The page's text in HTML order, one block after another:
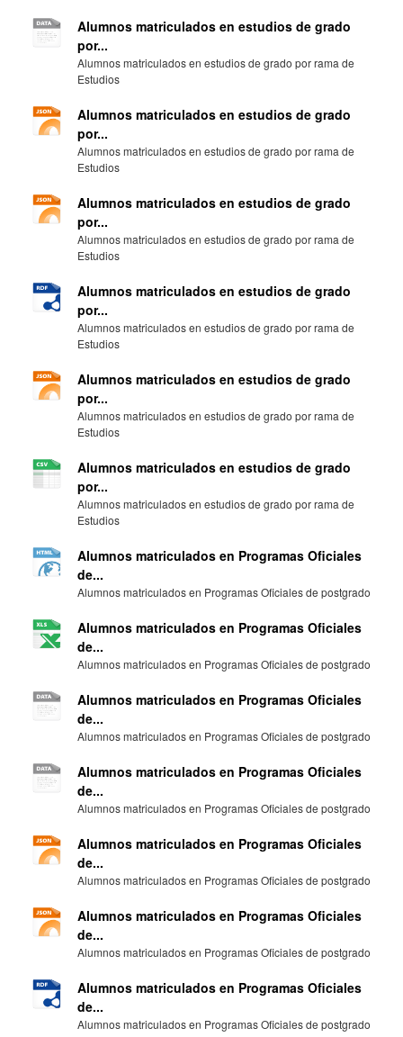
Alumnos matriculados en estudios de grado
por...
Alumnos matriculados en estudios de grado por rama de
Estudios
Alumnos matriculados en estudios de grado
por...
Alumnos matriculados en estudios de grado por rama de
Estudios
Alumnos matriculados en estudios de grado
por...
Alumnos matriculados en estudios de grado por rama de
Estudios
Alumnos matriculados en estudios de grado
por...
Alumnos matriculados en estudios de grado por rama de
Estudios
Alumnos matriculados en estudios de grado
por...
Alumnos matriculados en estudios de grado por rama de
Estudios
Alumnos matriculados en estudios de grado
por...
Alumnos matriculados en estudios de grado por rama de
Estudios
Alumnos matriculados en Programas Oficiales
de...
Alumnos matriculados en Programas Oficiales de postgrado
Alumnos matriculados en Programas Oficiales
de...
Alumnos matriculados en Programas Oficiales de postgrado
Alumnos matriculados en Programas Oficiales
de...
Alumnos matriculados en Programas Oficiales de postgrado
Alumnos matriculados en Programas Oficiales
de...
Alumnos matriculados en Programas Oficiales de postgrado
Alumnos matriculados en Programas Oficiales
de...
Alumnos matriculados en Programas Oficiales de postgrado
Alumnos matriculados en Programas Oficiales
de...
Alumnos matriculados en Programas Oficiales de postgrado
Alumnos matriculados en Programas Oficiales
de...
Alumnos matriculados en Programas Oficiales de postgrado